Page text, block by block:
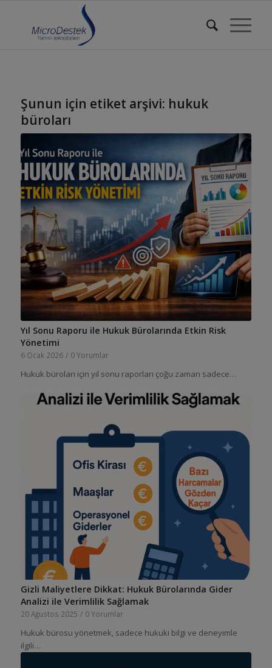
Şunun için etiket arşivi: hukuk
büroları
Yıl Sonu Raporu ile Hukuk Bürolarında Etkin Risk
Yönetimi
6 Ocak 2026 / 0 Yorumlar
Hukuk büroları için yıl sonu raporları çoğu zaman sadece…
Gizli Maliyetlere Dikkat: Hukuk Bürolarında Gider
Analizi ile Verimlilik Sağlamak
20 Ağustos 2025 / 0 Yorumlar
Hukuk bürosu yönetmek, sadece hukuki bilgi ve deneyimle
ilgili…